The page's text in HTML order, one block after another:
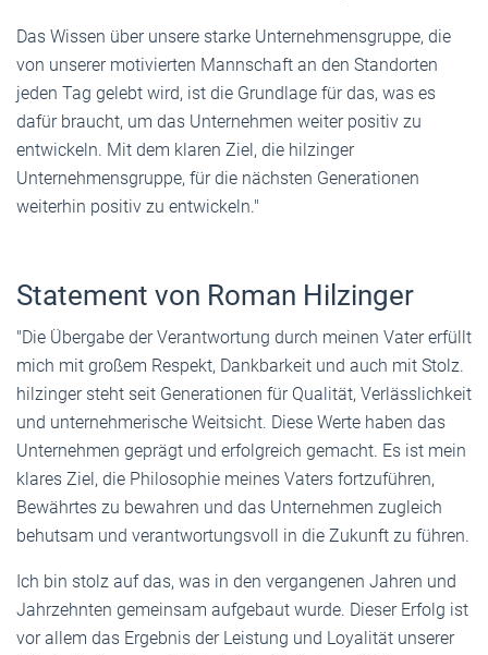
Das Wissen über unsere starke Unternehmensgruppe, die
von unserer motivierten Mannschaft an den Standorten
jeden Tag gelebt wird, ist die Grundlage für das, was es
dafür braucht, um das Unternehmen weiter positiv zu
entwickeln. Mit dem klaren Ziel, die hilzinger
Unternehmensgruppe, für die nächsten Generationen
weiterhin positiv zu entwickeln."
Statement von Roman Hilzinger
"Die Übergabe der Verantwortung durch meinen Vater erfüllt
mich mit großem Respekt, Dankbarkeit und auch mit Stolz.
hilzinger steht seit Generationen für Qualität, Verlässlichkeit
und unternehmerische Weitsicht. Diese Werte haben das
Unternehmen geprägt und erfolgreich gemacht. Es ist mein
klares Ziel, die Philosophie meines Vaters fortzuführen,
Bewährtes zu bewahren und das Unternehmen zugleich
behutsam und verantwortungsvoll in die Zukunft zu führen.
Ich bin stolz auf das, was in den vergangenen Jahren und
Jahrzehnten gemeinsam aufgebaut wurde. Dieser Erfolg ist
vor allem das Ergebnis der Leistung und Loyalität unserer